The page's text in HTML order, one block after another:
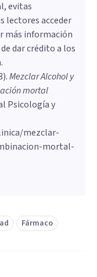
evitas
lectores acceder
más información
dar crédito a los
).Mezclar Alcohol y
mortal
Psicología y
mezclar-
mortal-
Fármaco